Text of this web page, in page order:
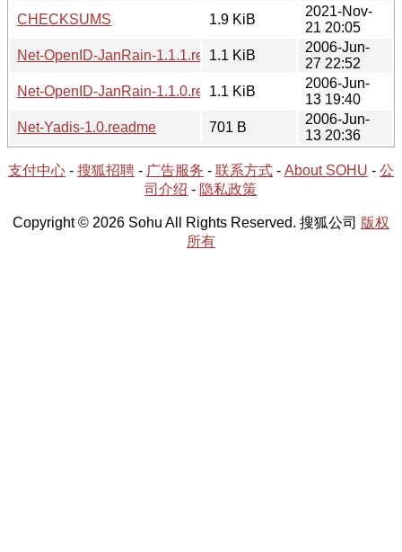
CHECKSUMS
1.9 KiB
2021-Nov-
21 20:05
Net-OpenID-JanRain-1.1.1.readme
1.1 KiB
2006-Jun-
27 22:52
Net-OpenID-JanRain-1.1.0.readme
1.1 KiB
2006-Jun-
13 19:40
Net-Yadis-1.0.readme
701 B
2006-Jun-
13 20:36
支付中心 - 搜狐招聘 - 广告服务 - 联系方式 - About SOHU - 公
司介绍 - 隐私政策
Copyright © 2026 Sohu All Rights Reserved. 搜狐公司 版权
所有